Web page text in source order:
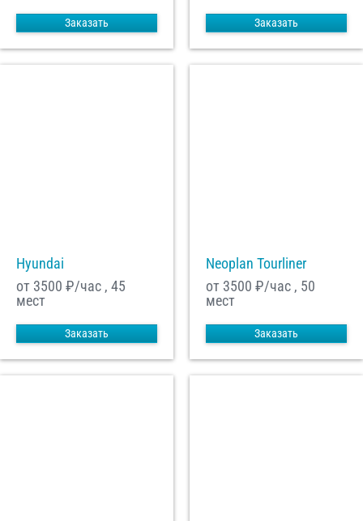
Заказать Заказать
Hyundai
от 3500 ₽/час , 45
мест
Заказать
Neoplan Tourliner
от 3500 ₽/час , 50
мест
Заказать